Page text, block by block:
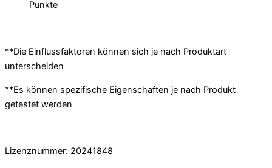
Punkte
**Die Einflussfaktoren können sich je nach Produktart
unterscheiden
**Es können spezifische Eigenschaften je nach Produkt
getestet werden
Lizenznummer: 20241848